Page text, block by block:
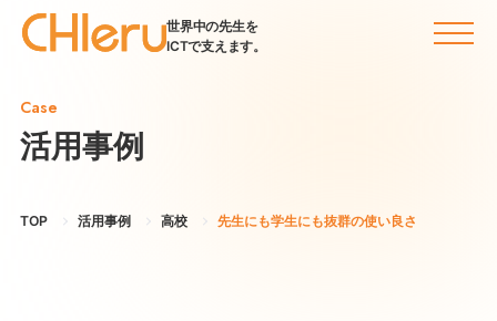
世界中の先生を
ICTで支えます。
Case
活用事例
TOP 活用事例 高校 先生にも学生にも抜群の使い良さ